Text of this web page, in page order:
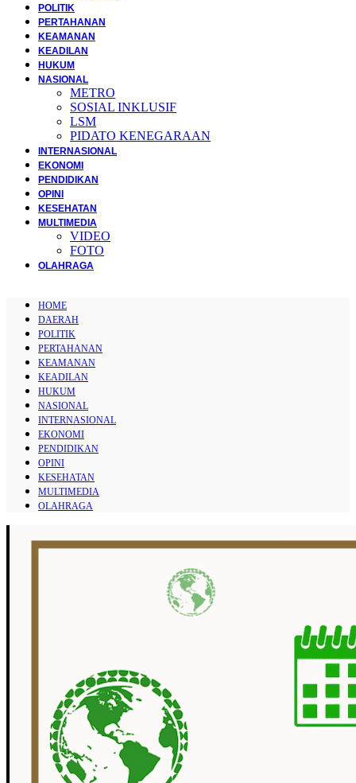
POLITIK
PERTAHANAN
KEAMANAN
KEADILAN
HUKUM
NASIONAL
METRO
SOSIAL INKLUSIF
LSM
PIDATO KENEGARAAN
INTERNASIONAL
EKONOMI
PENDIDIKAN
OPINI
KESEHATAN
MULTIMEDIA
VIDEO
FOTO
OLAHRAGA
HOME
DAERAH
POLITIK
PERTAHANAN
KEAMANAN
KEADILAN
HUKUM
NASIONAL
INTERNASIONAL
EKONOMI
PENDIDIKAN
OPINI
KESEHATAN
MULTIMEDIA
OLAHRAGA